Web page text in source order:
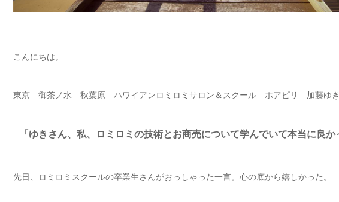
こんにちは。
東京 御茶ノ水 秋葉原 ハワイアンロミロミサロン＆スクール ホアピリ 加藤ゆ
「ゆきさん、私、ロミロミの技術とお商売について学んでいて本当に良
先日、ロミロミスクールの卒業生さんがおっしゃった一言。心の底から嬉しかった。